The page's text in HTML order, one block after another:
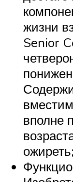
жизни
Senior
вполне
ожиреть;